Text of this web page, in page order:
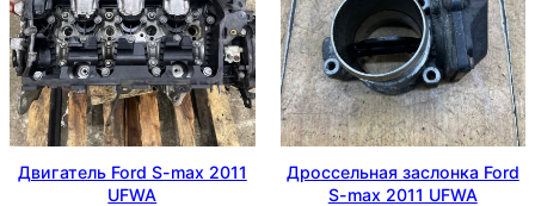
Двигатель Ford S-max 2011
UFWA
Дроссельная заслонка Ford
S-max 2011 UFWA